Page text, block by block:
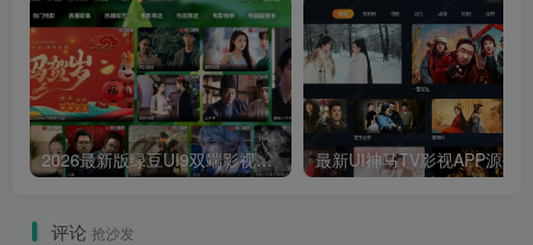
2026最新版绿豆UI9双端影视APP源码
评论 抢沙发